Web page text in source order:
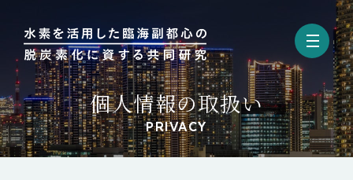
個人情報の取扱い
PRIVACY
TOP
事業紹介